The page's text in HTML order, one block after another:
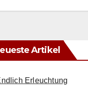
Artikel
Erleuchtung